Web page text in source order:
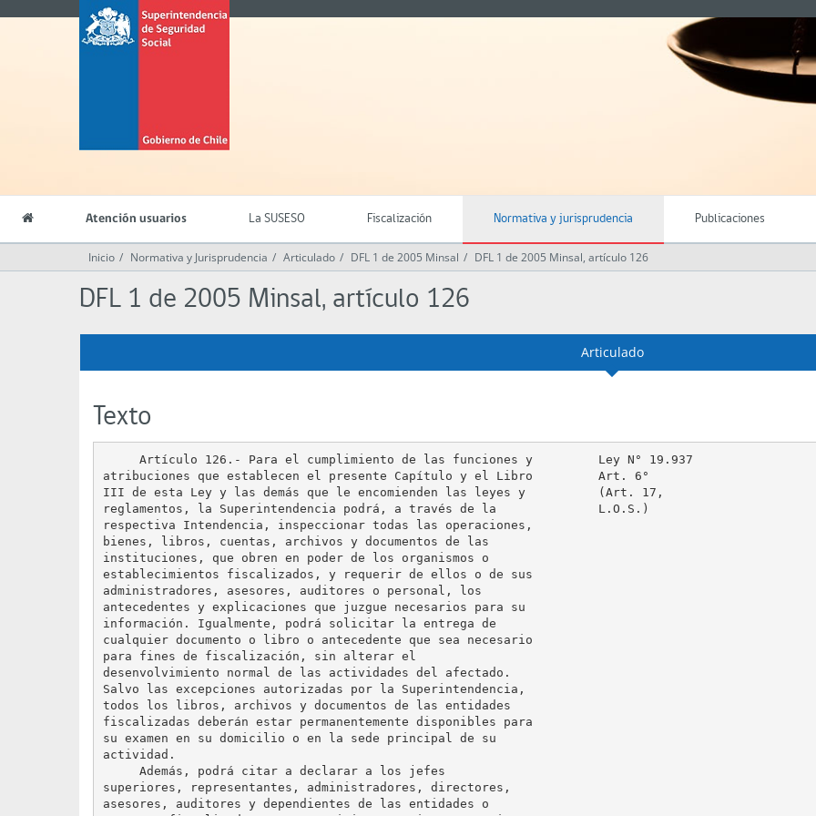
Superintendencia
de
Gobierno
de
Atención usuarios La SUSESO Fiscalización Normativa y jurisprudencia Publicaciones
Inicio Normativa y Jurisprudencia Articulado DFL 1 de 2005 Minsal DFL 1 de 2005 Minsal, artículo 126
DFL 1 de 2005 Minsal, artículo 126
Articulado
Texto
     Artículo 126.- Para el cumplimiento de las funciones y         Ley N° 19.937
atribuciones que establecen el presente Capítulo y el Libro         Art. 6°
III de esta Ley y las demás que le encomienden las leyes y          (Art. 17,
reglamentos, la Superintendencia podrá, a través de la              L.O.S.)
respectiva Intendencia, inspeccionar todas las operaciones,
bienes, libros, cuentas, archivos y documentos de las
instituciones, que obren en poder de los organismos o
establecimientos fiscalizados, y requerir de ellos o de sus
administradores, asesores, auditores o personal, los
antecedentes y explicaciones que juzgue necesarios para su
información. Igualmente, podrá solicitar la entrega de
cualquier documento o libro o antecedente que sea necesario
para fines de fiscalización, sin alterar el
desenvolvimiento normal de las actividades del afectado.
Salvo las excepciones autorizadas por la Superintendencia,
todos los libros, archivos y documentos de las entidades
fiscalizadas deberán estar permanentemente disponibles para
su examen en su domicilio o en la sede principal de su
actividad.
     Además, podrá citar a declarar a los jefes
superiores, representantes, administradores, directores,
asesores, auditores y dependientes de las entidades o